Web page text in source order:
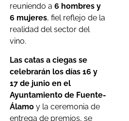
reuniendo a 6 hombres y
6 mujeres, fiel reflejo de la
realidad del sector del
vino.
Las catas a ciegas se
celebrarán los días 16 y
17 de junio en el
Ayuntamiento de Fuente-
Álamo y la ceremonia de
entrega de premios, se